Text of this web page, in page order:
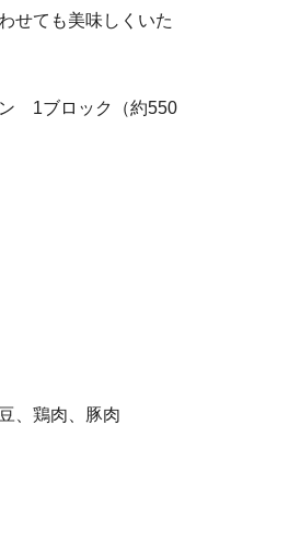
せても美味しくいた
1ブロック（約550
鶏肉、豚肉